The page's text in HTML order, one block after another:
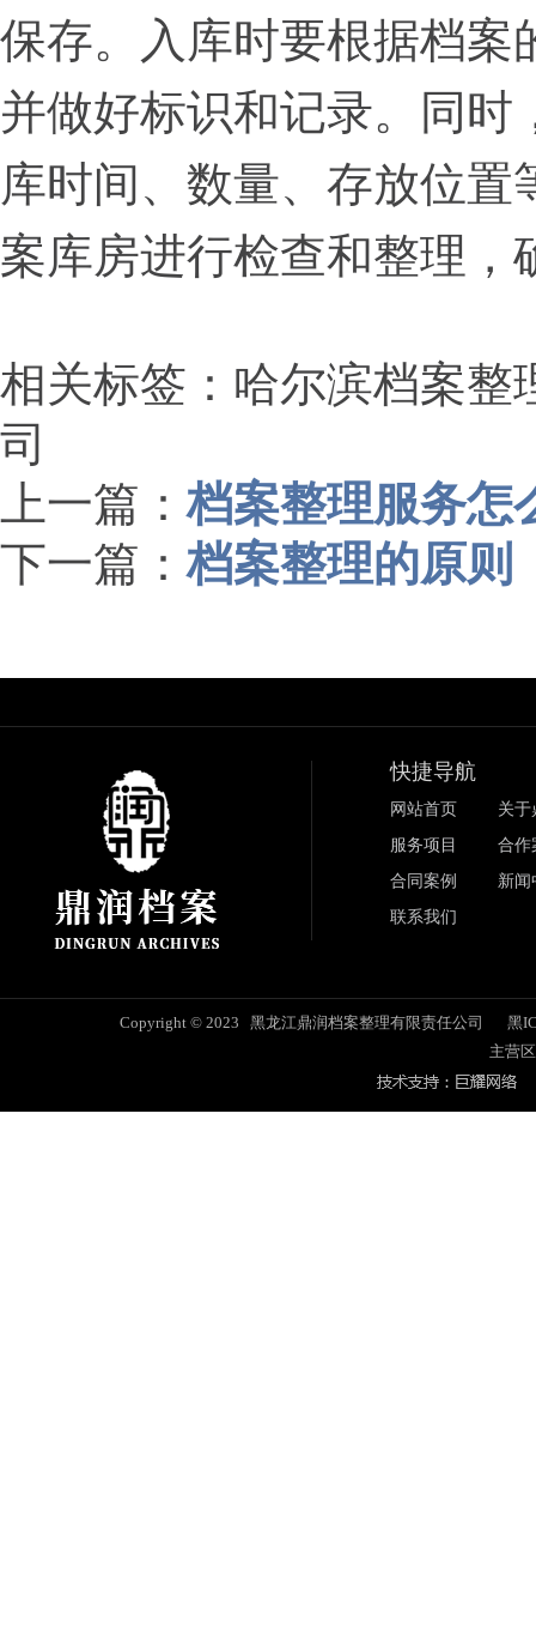
保存。入库时要根据档案
并做好标识和记录。同
库时间、数量、存放位
案库房进行检查和整理，
相关标签：哈尔滨档案
司
上一篇：档案整理服务怎
下一篇：档案整理的原则
快捷导航
网站首页
关于
服务项目
合作
合同案例
新闻
联系我们
Copyright © 2023 黑龙江鼎润档案整理有限责任公司
黑
主营